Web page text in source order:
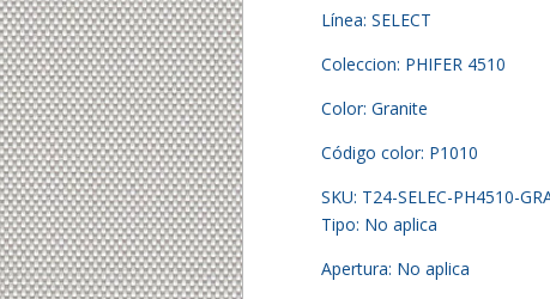
Línea: SELECT
Coleccion: PHIFER 4510
Color: Granite
Código color: P1010
SKU: T24-SELEC-PH4510-
Tipo: No aplica
Apertura: No aplica